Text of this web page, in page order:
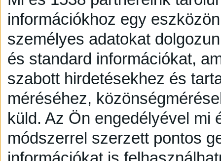
információkhoz egy
személyes adatokat
és standard információkat,
szabott hirdetésekhez és
méréséhez,
küld. Az Ön engedélyével mi
módszerrel szerzett pontos